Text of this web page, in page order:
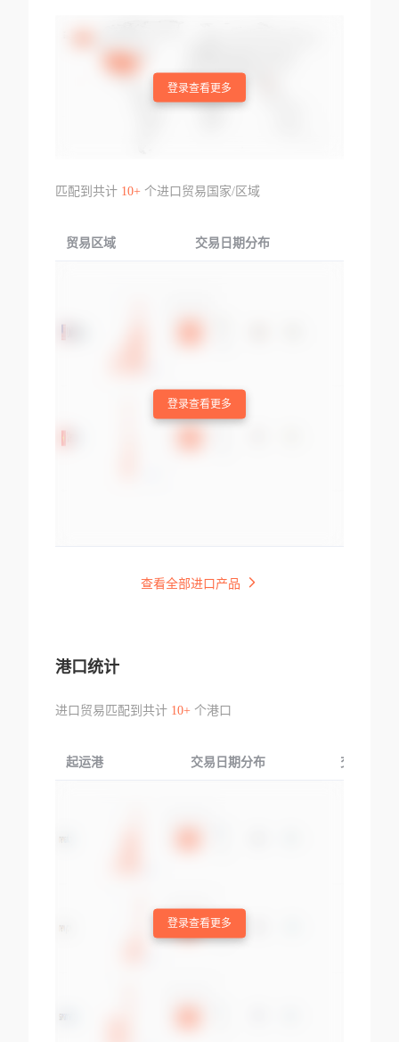
登录查看更多
匹配到共计 10+个进口贸易国家/区域
贸易区域 交易日期分布
登录查看更多
查看全部进口产品
港口统计
进口贸易匹配到共计 10+个港口
起运港 交易日期分布 交易产品
登录查看更多